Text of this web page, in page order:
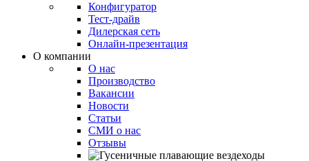
Конфигуратор
Тест-драйв
Дилерская сеть
Онлайн-презентация
О компании
О нас
Производство
Вакансии
Новости
Статьи
СМИ о нас
Отзывы